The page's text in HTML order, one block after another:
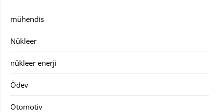
mühendis
Nükleer
nükleer enerji
Ödev
Otomotiv